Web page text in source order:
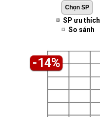
SP ưu thích
So sánh
-14%